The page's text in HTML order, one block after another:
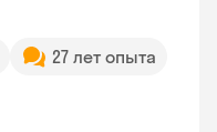
27 лет опыта